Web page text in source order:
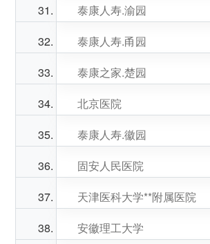
泰康人寿.渝园
泰康人寿.甬园
泰康之家.楚园
北京医院
泰康人寿.徽园
固安人民医院
天津医科大学**附属医院
安徽理工大学